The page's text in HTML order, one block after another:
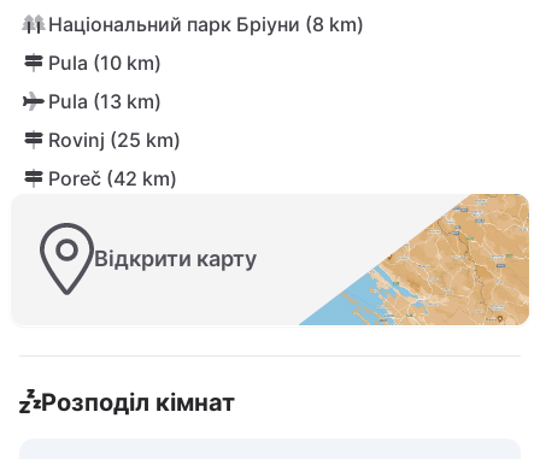
Національний парк Бріуни (8 km)
Pula (10 km)
Pula (13 km)
Rovinj (25 km)
Poreč (42 km)
Відкрити карту
Розподіл кімнат